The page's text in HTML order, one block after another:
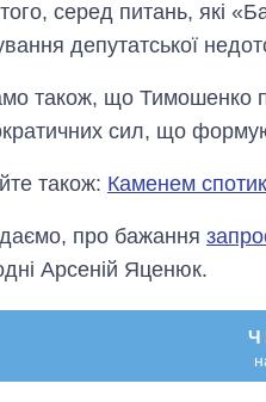
серед питань, які
депутатської
також, що Тимошенко
сил, що
також: Каменем
про бажання
Арсеній Яценюк.